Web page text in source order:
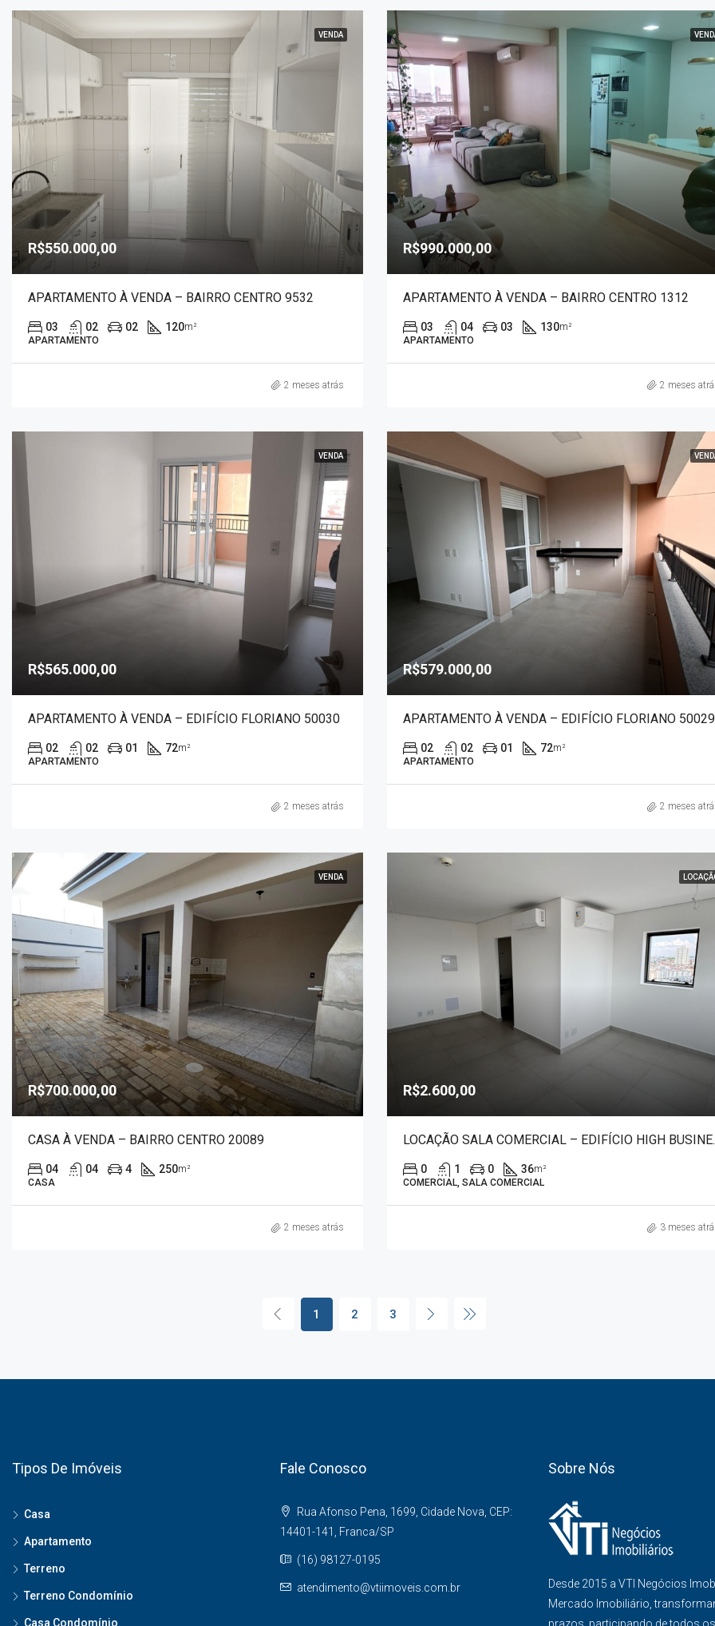
VENDA
R$550.000,00
APARTAMENTO À VENDA – BAIRRO CENTRO 9532
03 02 02 120m²
APARTAMENTO
2 meses atrás
R$990.000,00
APARTAMENTO À VENDA – BAIRRO CENTRO 1312
03 04 03 130m²
APARTAMENTO
2 meses
VENDA
R$565.000,00
APARTAMENTO À VENDA – EDIFÍCIO FLORIANO 50030
02 02 01 72m²
APARTAMENTO
2 meses atrás
R$579.000,00
APARTAMENTO À VENDA – EDIFÍCIO FLORIANO 50029
02 02 01 72m²
APARTAMENTO
2 meses
VENDA
R$700.000,00
CASA À VENDA – BAIRRO CENTRO 20089
04 04 4 250m²
CASA
2 meses atrás
R$2.600,00
LOCAÇÃO
0 1 0 36m²
COMERCIAL, SALA COMERCIAL
3 meses
1 2 3
Tipos De Imóveis
Casa
Apartamento
Terreno
Terreno Condomínio
Casa Condomínio
Fale Conosco
Rua Afonso Pena, 1699, Cidade Nova, CEP:
14401-141, Franca/SP
(16) 98127-0195
atendimento@vtiimoveis.com.br
Sobre Nós
Desde 2015 a VTI Negócios
Mercado Imobiliário,